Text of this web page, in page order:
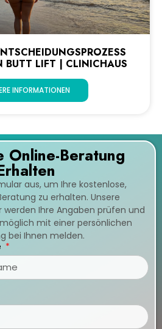
BUTT LIFT | CLINICHAUS
INFORMATIONEN
Online-Beratung
aus, um Ihre kostenlose,
zu erhalten. Unsere
Ihre Angaben prüfen und
mit einer persönlichen
bei Ihnen melden.